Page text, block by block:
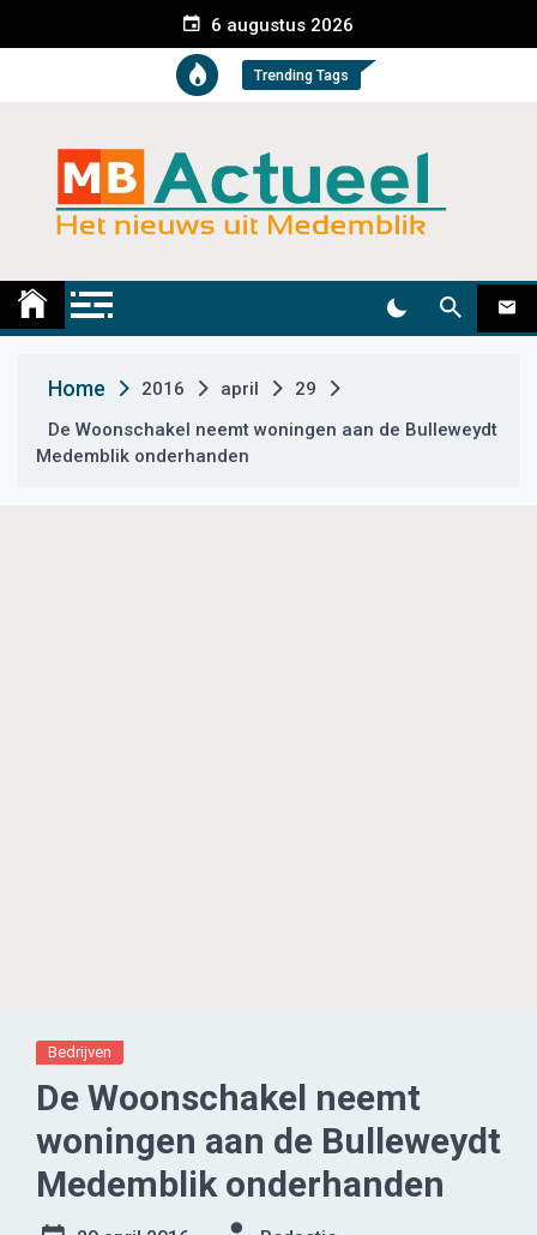
e
t
6 augustus 2026
Trending Tags
Medemblik Actueel
Home 2016 april
29
De Woonschakel neemt woningen aan de Bulleweydt
Medemblik onderhanden
Bedrijven
De Woonschakel neemt
woningen aan de Bulleweydt
Medemblik onderhanden